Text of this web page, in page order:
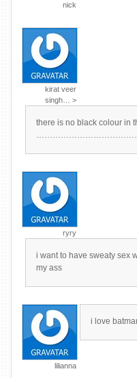
nick
kirat veer
singh… >
there is no black colour
ryry
i want to have sweaty sex
my ass
lilianna
i love